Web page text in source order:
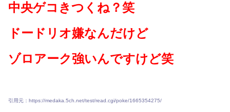
中央ゲコきつくね？笑
ドードリオ嫌なんだけど
ゾロアーク強いんですけど笑
引用元：https://medaka.5ch.net/test/read.cgi/poke/1665354275/